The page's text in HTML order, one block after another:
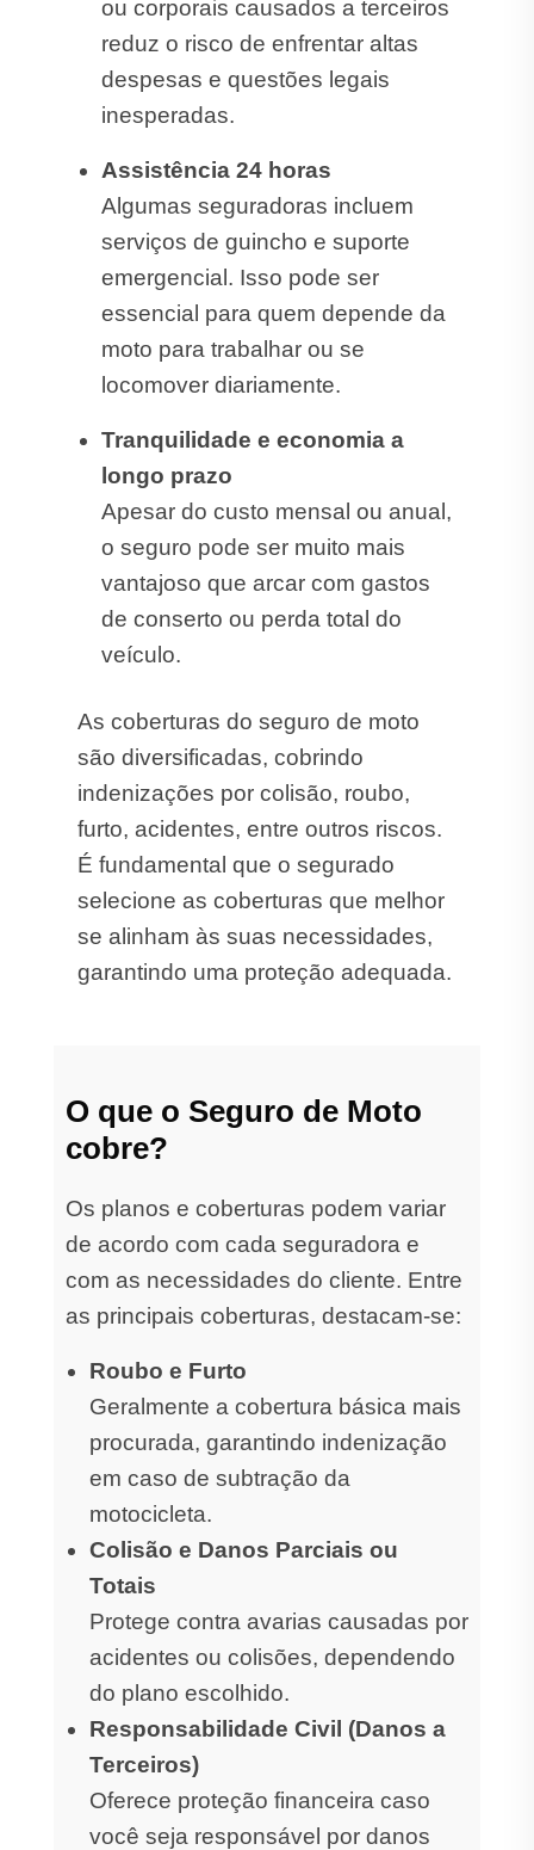
ou corporais causados a terceiros
reduz o risco de enfrentar altas
despesas e questões legais
inesperadas.
Assistência 24 horas
Algumas seguradoras incluem
serviços de guincho e suporte
emergencial. Isso pode ser
essencial para quem depende da
moto para trabalhar ou se
locomover diariamente.
Tranquilidade e economia a
longo prazo
Apesar do custo mensal ou anual,
o seguro pode ser muito mais
vantajoso que arcar com gastos
de conserto ou perda total do
veículo.
As coberturas do seguro de moto
são diversificadas, cobrindo
indenizações por colisão, roubo,
furto, acidentes, entre outros riscos.
É fundamental que o segurado
selecione as coberturas que melhor
se alinham às suas necessidades,
garantindo uma proteção adequada.
O que o Seguro de Moto
cobre?
Os planos e coberturas podem variar
de acordo com cada seguradora e
com as necessidades do cliente. Entre
as principais coberturas, destacam-se:
Roubo e Furto
Geralmente a cobertura básica mais
procurada, garantindo indenização
em caso de subtração da
motocicleta.
Colisão e Danos Parciais ou
Totais
Protege contra avarias causadas por
acidentes ou colisões, dependendo
do plano escolhido.
Responsabilidade Civil (Danos a
Terceiros)
Oferece proteção financeira caso
você seja responsável por danos